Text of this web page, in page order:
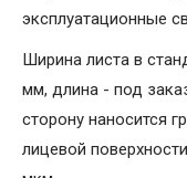
эксплуатационные
Ширина листа в
мм, длина - под
сторону наносится
лицевой